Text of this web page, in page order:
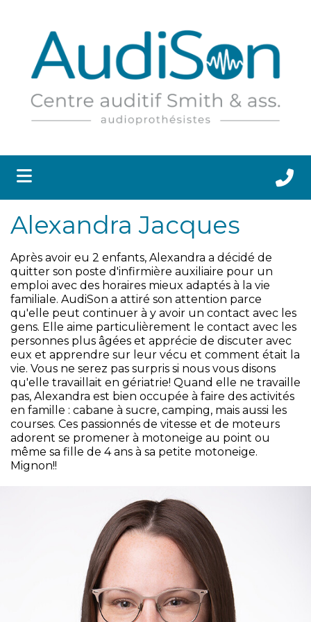
(APPAREILS AUDITIFS ET ACCESSOIRES )
(SANTÉ AUDITIVE )
(CLINIQUES )
(CARRIÈRES )
Alexandra Jacques
Après avoir eu 2 enfants, Alexandra a décidé de
quitter son poste d'infirmière auxiliaire pour un
emploi avec des horaires mieux adaptés à la vie
familiale. AudiSon a attiré son attention parce
qu'elle peut continuer à y avoir un contact avec les
gens. Elle aime particulièrement le contact avec les
personnes plus âgées et apprécie de discuter avec
eux et apprendre sur leur vécu et comment était la
vie. Vous ne serez pas surpris si nous vous disons
qu'elle travaillait en gériatrie! Quand elle ne travaille
pas, Alexandra est bien occupée à faire des activités
en famille : cabane à sucre, camping, mais aussi les
courses. Ces passionnés de vitesse et de moteurs
adorent se promener à motoneige au point ou
même sa fille de 4 ans à sa petite motoneige.
Mignon!!